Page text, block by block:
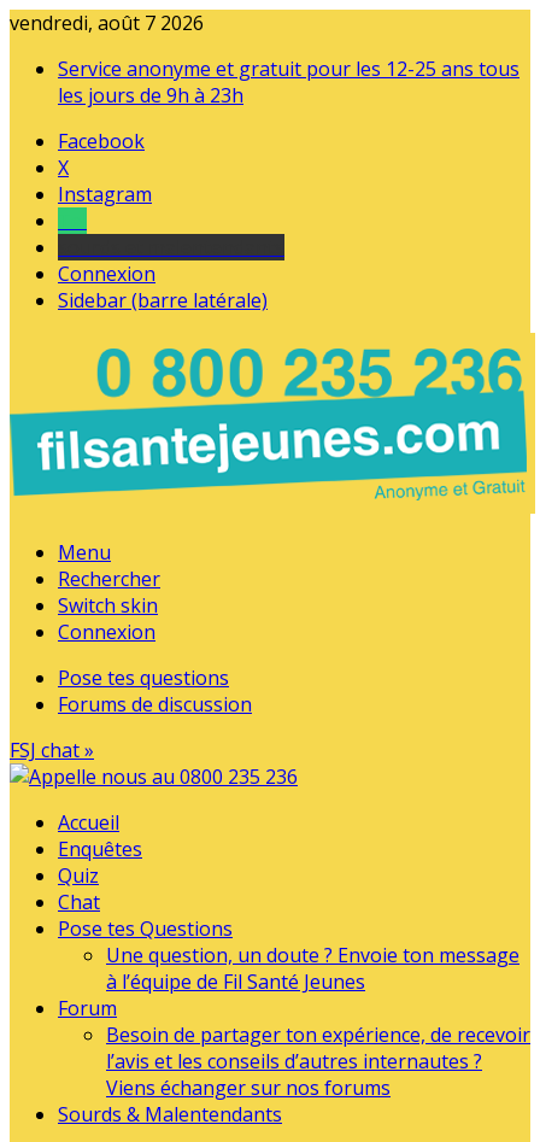
vendredi, août 7 2026
Service anonyme et gratuit pour les 12-25 ans tous
les jours de 9h à 23h
Facebook
X
Instagram
Connexion
Sidebar (barre latérale)
Menu
Rechercher
Switch skin
Connexion
Pose tes questions
Forums de discussion
FSJ chat »
Accueil
Enquêtes
Quiz
Chat
Pose tes Questions
Une question, un doute ? Envoie ton message
à l’équipe de Fil Santé Jeunes
Forum
Besoin de partager ton expérience, de recevoir
l’avis et les conseils d’autres internautes ?
Viens échanger sur nos forums
Sourds & Malentendants